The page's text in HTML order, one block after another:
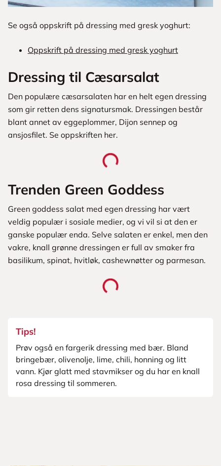
Se også oppskrift på dressing med gresk yoghurt:
Oppskrift på dressing med gresk yoghurt
Dressing til Cæsarsalat
Den populære cæsarsalaten har en helt egen dressing
som gir retten dens signatursmak. Dressingen består
blant annet av eggeplommer, Dijon sennep og
ansjosfilet. Se oppskriften her.
Trenden Green Goddess
Green goddess salat med egen dressing har vært
veldig populær i sosiale medier, og vi vil si at den er
ganske populær enda. Selve salaten er enkel, men den
vakre, knall grønne dressingen er full av smaker fra
basilikum, spinat, hvitløk, cashewnøtter og parmesan.
Tips!
Prøv også en fargerik dressing med bær. Bland
bringebær, olivenolje, lime, chili, honning og litt
vann. Kjør glatt med stavmikser og du har en knall
rosa dressing til sommeren.